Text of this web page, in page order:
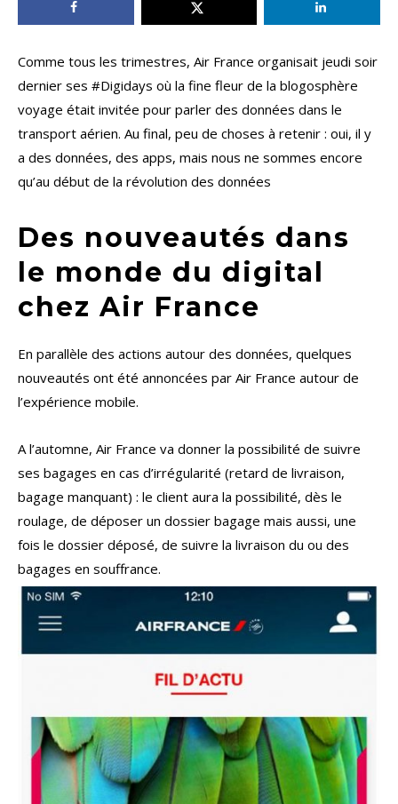
Comme tous les trimestres, Air France organisait jeudi soir
dernier ses #Digidays où la fine fleur de la blogosphère
voyage était invitée pour parler des données dans le
transport aérien. Au final, peu de choses à retenir : oui, il y
a des données, des apps, mais nous ne sommes encore
qu’au début de la révolution des données
Des nouveautés dans
le monde du digital
chez Air France
En parallèle des actions autour des données, quelques
nouveautés ont été annoncées par Air France autour de
l’expérience mobile.
A l’automne, Air France va donner la possibilité de suivre
ses bagages en cas d’irrégularité (retard de livraison,
bagage manquant) : le client aura la possibilité, dès le
roulage, de déposer un dossier bagage mais aussi, une
fois le dossier déposé, de suivre la livraison du ou des
bagages en souffrance.